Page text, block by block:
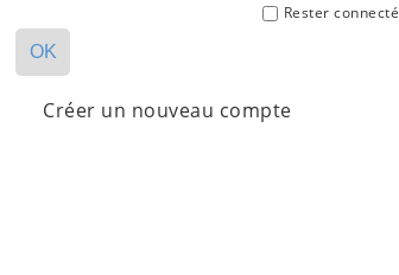
Rester connecté
OK
Créer un nouveau compte